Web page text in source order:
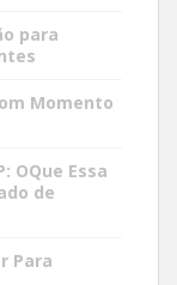
para
Momento
OQue Essa
de
Para